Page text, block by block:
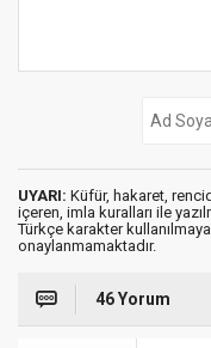
UYARI: Küfür, hakaret,
içeren, imla kuralları ile
Türkçe karakter
onaylanmamaktadır.
46 Yorum